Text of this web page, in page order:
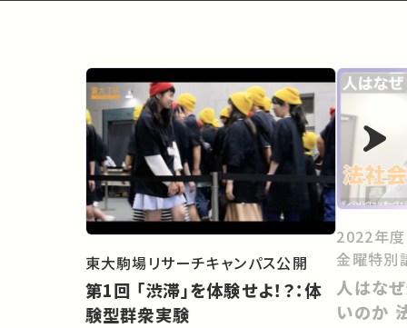
東大駒場リサーチキャンパス公開
第1回 「渋滞」を体験せよ！？：体
験型群衆実験
2022年度
金曜特別
人はな
いのか